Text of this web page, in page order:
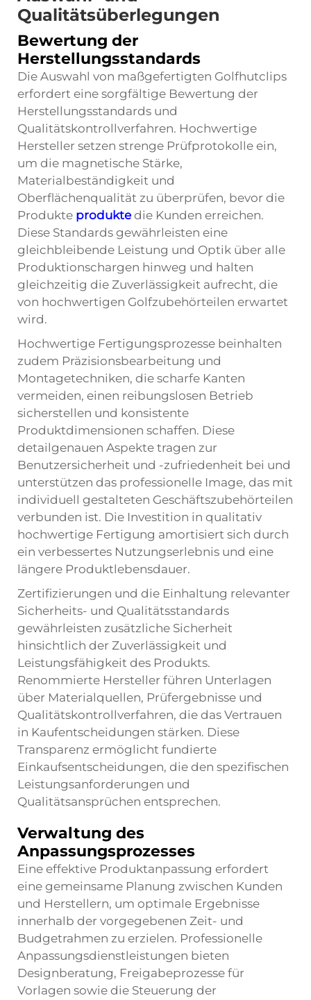
Qualitätsüberlegungen
Bewertung der
Herstellungsstandards
Die Auswahl von maßgefertigten Golfhutclips
erfordert eine sorgfältige Bewertung der
Herstellungsstandards und
Qualitätskontrollverfahren. Hochwertige
Hersteller setzen strenge Prüfprotokolle ein,
um die magnetische Stärke,
Materialbeständigkeit und
Oberflächenqualität zu überprüfen, bevor die
Produkte produktedie Kunden erreichen.
Diese Standards gewährleisten eine
gleichbleibende Leistung und Optik über alle
Produktionschargen hinweg und halten
gleichzeitig die Zuverlässigkeit aufrecht, die
von hochwertigen Golfzubehörteilen erwartet
wird.
Hochwertige Fertigungsprozesse beinhalten
zudem Präzisionsbearbeitung und
Montagetechniken, die scharfe Kanten
vermeiden, einen reibungslosen Betrieb
sicherstellen und konsistente
Produktdimensionen schaffen. Diese
detailgenauen Aspekte tragen zur
Benutzersicherheit und -zufriedenheit bei und
unterstützen das professionelle Image, das mit
individuell gestalteten Geschäftszubehörteilen
verbunden ist. Die Investition in qualitativ
hochwertige Fertigung amortisiert sich durch
ein verbessertes Nutzungserlebnis und eine
längere Produktlebensdauer.
Zertifizierungen und die Einhaltung relevanter
Sicherheits- und Qualitätsstandards
gewährleisten zusätzliche Sicherheit
hinsichtlich der Zuverlässigkeit und
Leistungsfähigkeit des Produkts.
Renommierte Hersteller führen Unterlagen
über Materialquellen, Prüfergebnisse und
Qualitätskontrollverfahren, die das Vertrauen
in Kaufentscheidungen stärken. Diese
Transparenz ermöglicht fundierte
Einkaufsentscheidungen, die den spezifischen
Leistungsanforderungen und
Qualitätsansprüchen entsprechen.
Verwaltung des
Anpassungsprozesses
Eine effektive Produktanpassung erfordert
eine gemeinsame Planung zwischen Kunden
und Herstellern, um optimale Ergebnisse
innerhalb der vorgegebenen Zeit- und
Budgetrahmen zu erzielen. Professionelle
Anpassungsdienstleistungen bieten
Designberatung, Freigabeprozesse für
Vorlagen sowie die Steuerung der